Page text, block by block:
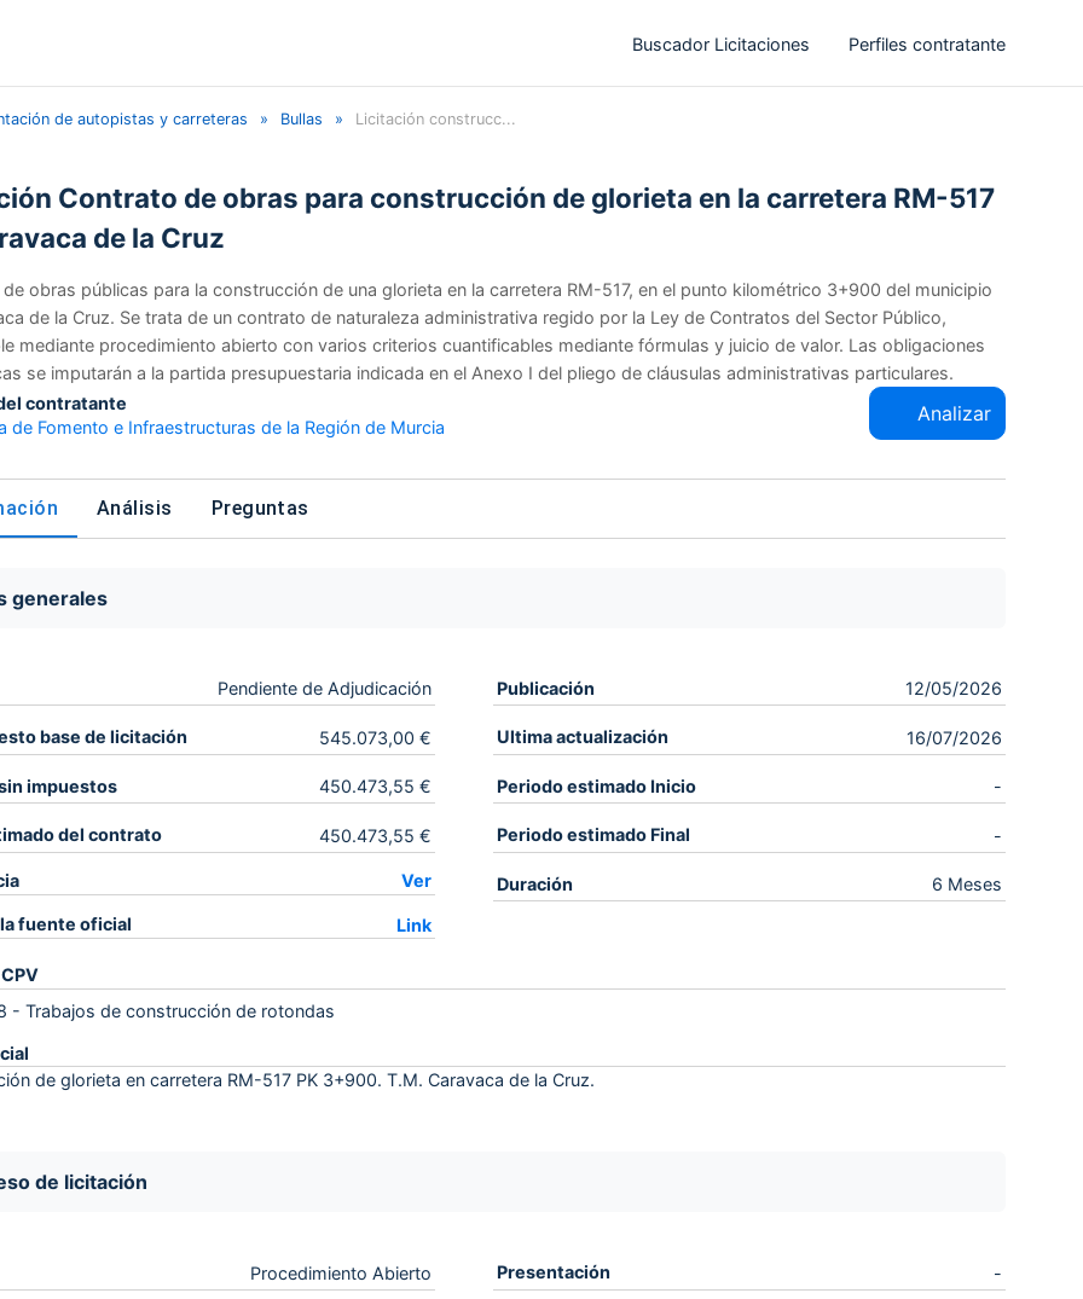
Buscador Licitaciones Perfiles contratante
de autopistas y carreteras Bullas Licitación construcc...
Contrato de obras para construcción de glorieta en la carretera RM-517
de la Cruz
obras públicas para la construcción de una glorieta en la carretera RM-517, en el punto kilométrico 3+900 del municipio
de la Cruz. Se trata de un contrato de naturaleza administrativa regido por la Ley de Contratos del Sector Público,
mediante procedimiento abierto con varios criterios cuantificables mediante fórmulas y juicio de valor. Las obligaciones
se imputarán a la partida presupuestaria indicada en el Anexo I del pliego de cláusulas administrativas particulares.
contratante
de Fomento e Infraestructuras de la Región de Murcia
Analizar
Análisis Preguntas
generales
Pendiente de Adjudicación
base de licitación 545.073,00 €
impuestos 450.473,55 €
del contrato 450.473,55 €
Ver
fuente oficial Link
Publicación 12/05/2026
Ultima actualización 16/07/2026
Periodo estimado Inicio -
Periodo estimado Final -
Duración 6 Meses
- Trabajos de construcción de rotondas
de glorieta en carretera RM-517 PK 3+900. T.M. Caravaca de la Cruz.
de licitación
Procedimiento Abierto Presentación -